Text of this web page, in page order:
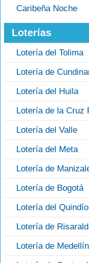
Caribeña Noche
Loterías
Lotería del Tolima
Lotería de
Lotería del Huila
Lotería de la Cruz
Lotería del Valle
Lotería del Meta
Lotería de
Lotería de Bogotá
Lotería del Quindío
Lotería de
Lotería de Medellín